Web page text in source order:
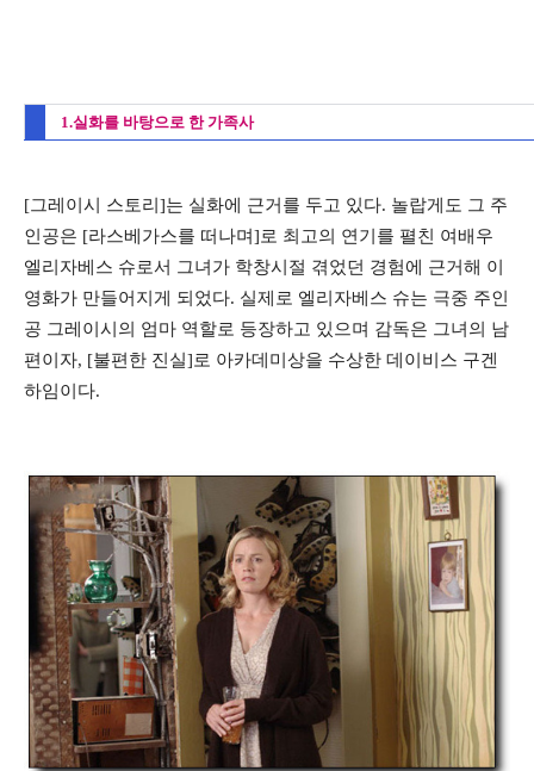
1.실화를 바탕으로 한 가족사
[그레이시 스토리]는 실화에 근거를 두고 있다. 놀랍게도 그 주
인공은 [라스베가스를 떠나며]로 최고의 연기를 펼친 여배우
엘리자베스 슈로서 그녀가 학창시절 겪었던 경험에 근거해 이
영화가 만들어지게 되었다. 실제로 엘리자베스 슈는 극중 주인
공 그레이시의 엄마 역할로 등장하고 있으며 감독은 그녀의 남
편이자, [불편한 진실]로 아카데미상을 수상한 데이비스 구겐
하임이다.